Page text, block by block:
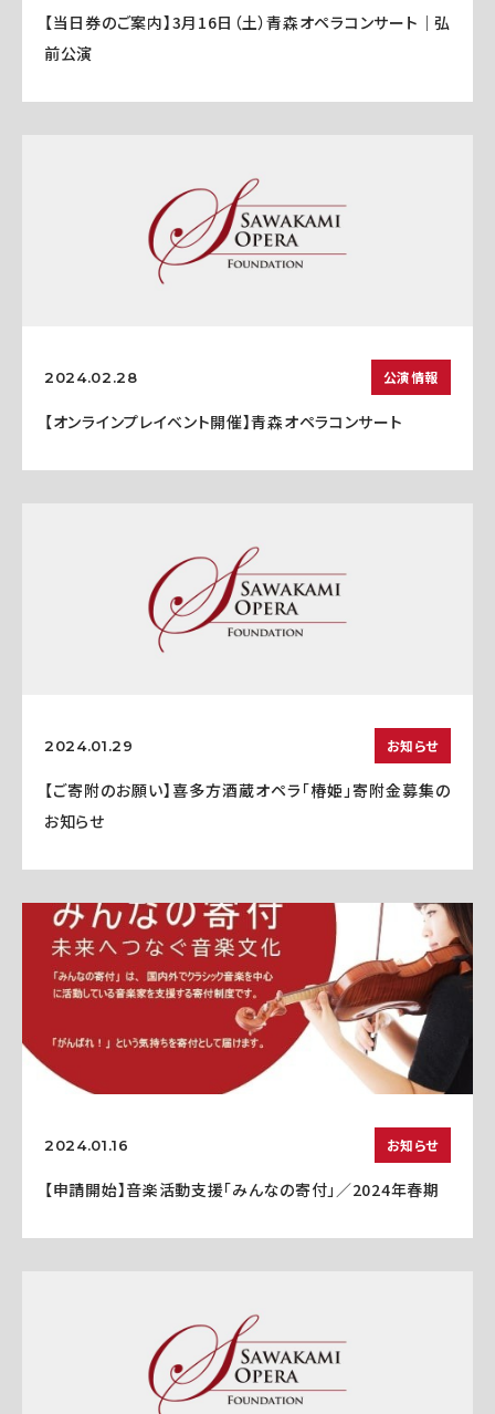
【当日券のご案内】3月16日（土）青森オペラコンサート｜弘
前公演
2024.02.28 公演情報
【オンラインプレイベント開催】青森オペラコンサート
2024.01.29 お知らせ
【ご寄附のお願い】喜多方酒蔵オペラ「椿姫」寄附金募集の
お知らせ
2024.01.16 お知らせ
【申請開始】音楽活動支援「みんなの寄付」／2024年春期